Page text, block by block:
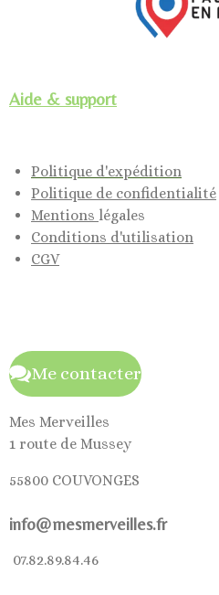
Aide & support
Politique d'expédition
Politique de confidentialité
Mentions légales
Conditions d'utilisation
CGV
Me contacter
Mes Merveilles
1 route de Mussey
55800 COUVONGES
info@mesmerveilles.fr
07.82.89.84.46